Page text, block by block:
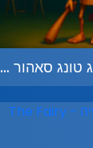
טונג טונג סאהור הבריחה - Thung Thung Sahur Playgrounds Escape